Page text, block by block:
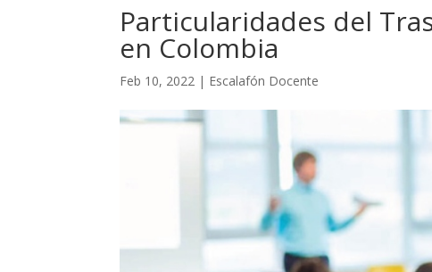
Particularidades del
en Colombia
Feb 10, 2022 | Escalafón Docente